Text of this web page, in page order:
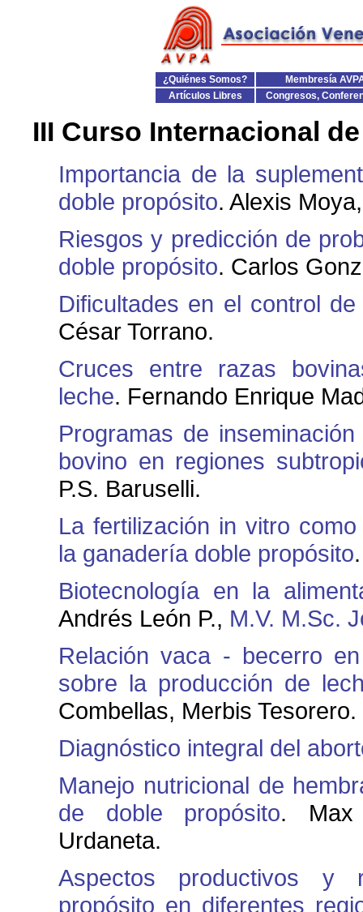
¿Quiénes Somos?
Membresía
Artículos Libres
Congresos,
III Curso Internacional
Importancia de la
doble propósito. Alexis
Riesgos y predicción de
doble propósito. Carlos
Dificultades en el control
César Torrano.
Cruces entre razas
leche. Fernando Enrique
Programas de
bovino en regiones
P.S. Baruselli.
La fertilización in vitro
la ganadería doble propósito
Biotecnología en la
Andrés León P., M.V. M.Sc.
Relación vaca - becerro
sobre la producción de
Combellas, Merbis Tesorero.
Diagnóstico integral del
Manejo nutricional de
de doble propósito. Max
Urdaneta.
Aspectos productivos y
propósito en diferentes